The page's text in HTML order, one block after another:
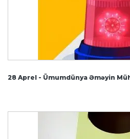
28 Aprel - Ümumdünya Əməyin